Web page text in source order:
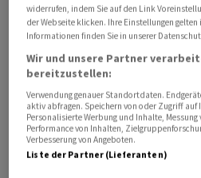
Trump in ‌einem am Mittwoch
im Podcast «Pod Force One».
allerdings stets betont, dass
Nuklearprogramm
Chamenei sei absolut in die
der Feindseligkeiten
Er habe gehört, dass es dem
Revolutionsführer
widerrufen, indem Sie auf den Link
der Webseite klicken. Ihre Einstellungen
Informationen finden Sie in unserer
Wir und unsere Partner
bereitzustellen:
Verwendung genauer Standortdaten.
aktiv abfragen. Speichern von oder Zugriff
Personalisierte Werbung und Inhalte,
Performance von Inhalten,
Verbesserung von Angeboten.
Liste der Partner (Lieferanten)